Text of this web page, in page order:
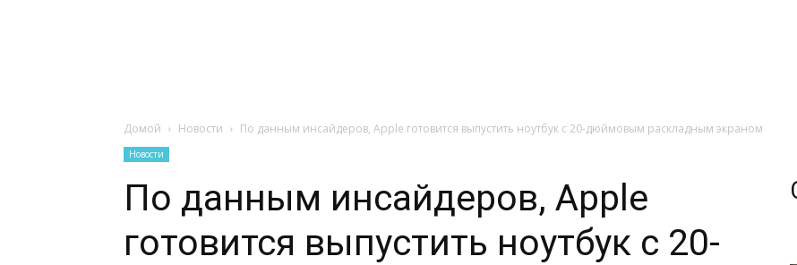
Домой Новости По данным инсайдеров, Apple готовится выпустить ноутбук с 20-дюймовым раскладным экраном
Новости
По данным инсайдеров, Apple
готовится выпустить ноутбук с 20-